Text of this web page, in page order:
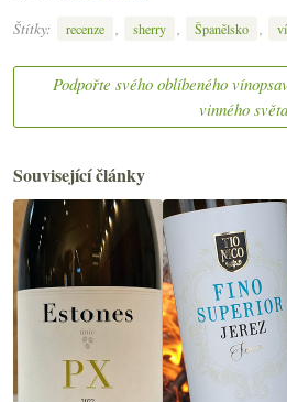
Štítky:
recenze , sherry , Španělsko ,
Podpořte svého oblíbeného
vinného
Související články